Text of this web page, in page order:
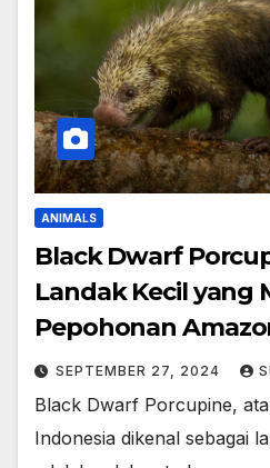
ANIMALS
Black Dwarf
Landak Kecil yang
Pepohonan
SEPTEMBER 27, 2024
Black Dwarf Porcupine,
Indonesia dikenal sebagai